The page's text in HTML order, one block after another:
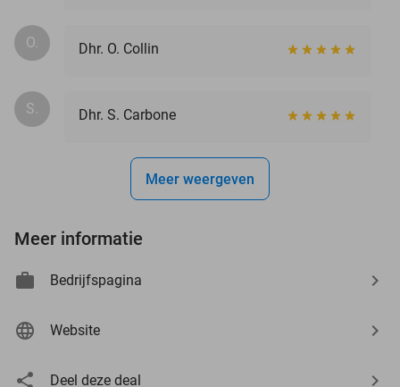
O. Dhr. O. Collin
S. Dhr. S. Carbone
Meer weergeven
Meer informatie
Bedrijfspagina
Website
Deel deze deal